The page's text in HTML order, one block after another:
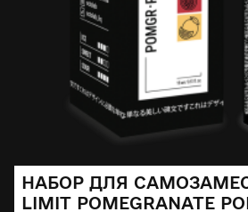
НАБОР ДЛЯ
LIMIT POMEGRANATE